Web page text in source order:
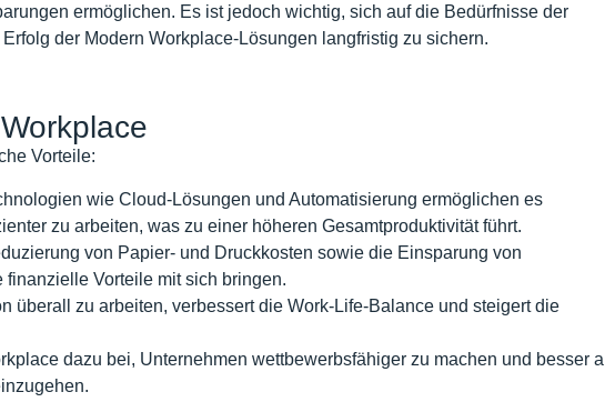
ermöglichen. Es ist jedoch wichtig, sich auf die Bedürfnisse der
der Modern Workplace-Lösungen langfristig zu sichern.
Vorteile:
wie Cloud-Lösungen und Automatisierung ermöglichen es
zu arbeiten, was zu einer höheren Gesamtproduktivität führt.
von Papier- und Druckkosten sowie die Einsparung von
Vorteile mit sich bringen.
überall zu arbeiten, verbessert die Work-Life-Balance und steigert die
dazu bei, Unternehmen wettbewerbsfähiger zu machen und besser